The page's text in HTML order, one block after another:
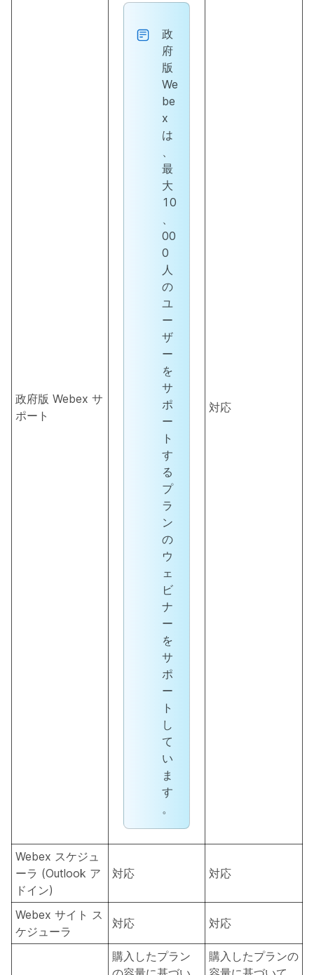
政府版 Webex サ
ポート
政
府
版
We
be
x
は
、
最
大
10
、
00
0
人
の
ユ
ー
ザ
ー
を
サ
ポ
ー
ト
す
る
プ
ラ
ン
の
ウ
ェ
ビ
ナ
ー
を
サ
ポ
ー
ト
し
て
い
ま
す
。
対応
Webex スケジュ
ーラ (Outlook ア
ドイン)
対応 対応
Webex サイト ス
ケジューラ
対応 対応
購入したプラン
購入したプランの